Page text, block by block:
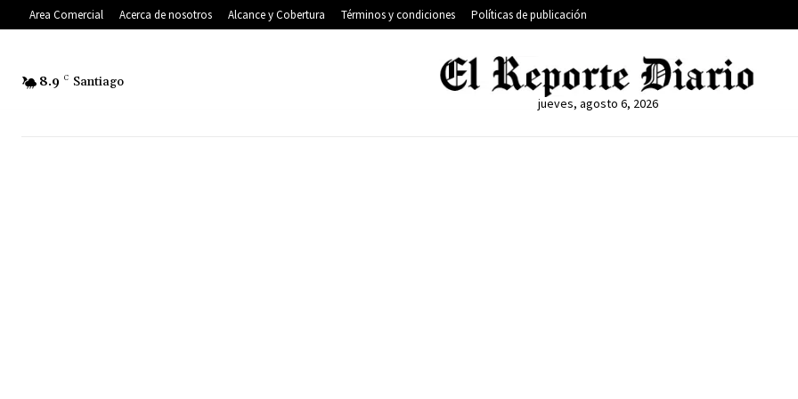
Area Comercial Acerca de nosotros Alcance y Cobertura Términos y condiciones Políticas de publicación
8.9 C Santiago
jueves, agosto 6, 2026